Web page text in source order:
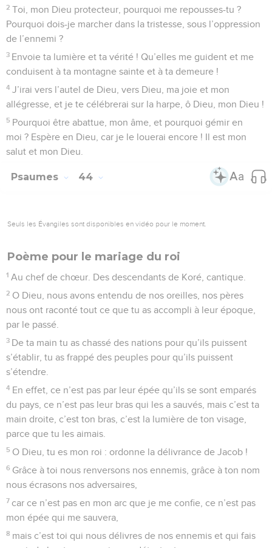
Comme une biche soupire…
1 Au chef de chœur. Psaume de David.
2
l’Eternel le délivre,
3
l’Eternel le garde et lui conserve la vie. Il est heureux sur la
terre, et tu ne le livres pas au pouvoir de ses ennemis.
4
L’Eternel le soutient sur son lit de souffrance, il le soulage
dans toutes ses maladies.
5
Je dis : « Eternel, aie pitié de moi, guéris mon âme, car j’ai
Mes ennemis disent méchamment de moi : « Quand
récolte des sujets de médire, puis il s’en va et en parle à
8 Tous mes ennemis chuchotent entre eux contre moi, ils
méditent sur mon malheur :
« Il est gravement atteint. Le voilà couché, il ne se relèvera
Même celui avec qui j’étais en paix, en qui j’avais
confiance et *qui mangeait mon pain, lève le talon contre
moi.
11 Mais toi, Eternel, aie pitié de moi et relève-moi, et je leur
rendrai ce qu’ils méritent.
12
Je saurai que tu m’aimes, si mon ennemi ne triomphe pas
de moi.
13 Tu m’as soutenu à cause de mon intégrité, et tu m’établis
pour toujours dans ta présence.
14
Béni soit l’Eternel, le Dieu d’Israël, d’éternité en éternité.
Amen ! Amen !
Psaumes 42